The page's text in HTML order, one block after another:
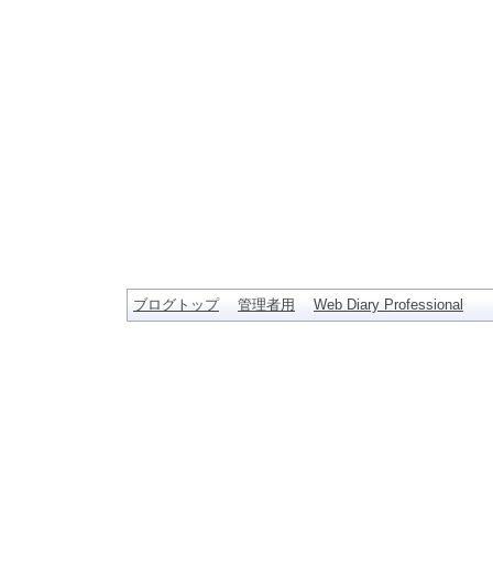
ブログトップ 管理者用 Web Diary Professional